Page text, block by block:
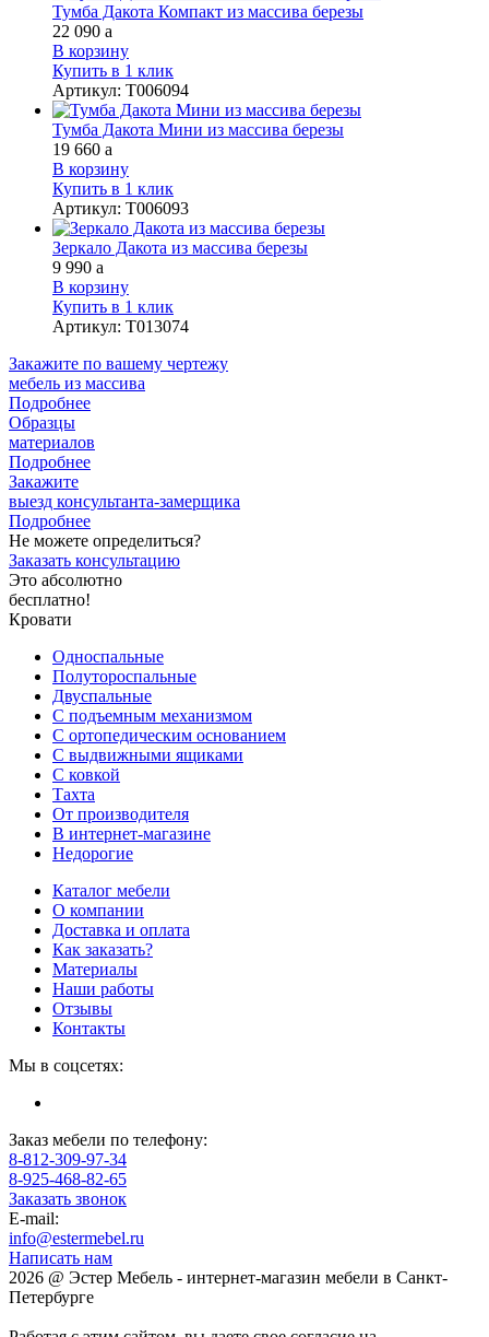
Тумба Дакота Компакт из массива березы
22 090 a
В корзину
Купить в 1 клик
Артикул: Т006094
Тумба Дакота Мини из массива березы
19 660 a
В корзину
Купить в 1 клик
Артикул: Т006093
Зеркало Дакота из массива березы
9 990 a
В корзину
Купить в 1 клик
Артикул: Т013074
Закажите по вашему чертежу
мебель из массива
Подробнее
Образцы
материалов
Подробнее
Закажите
выезд консультанта-замерщика
Подробнее
Не можете определиться?
Заказать консультацию
Это абсолютно
бесплатно!
Кровати
Односпальные
Полутороспальные
Двуспальные
С подъемным механизмом
С ортопедическим основанием
С выдвижными ящиками
С ковкой
Тахта
От производителя
В интернет-магазине
Недорогие
Каталог мебели
О компании
Доставка и оплата
Как заказать?
Материалы
Наши работы
Отзывы
Контакты
Мы в соцсетях:
Заказ мебели по телефону:
8-812-309-97-34
8-925-468-82-65
Заказать звонок
E-mail:
info@estermebel.ru
Написать нам
2026 @ Эстер Мебель - интернет-магазин мебели в Санкт-
Петербурге